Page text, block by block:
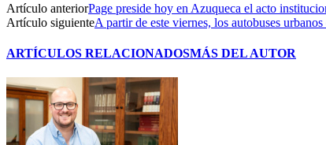
Artículo anteriorPage preside hoy en Azuqueca el acto
Artículo siguienteA partir de este viernes, los autobuses
ARTÍCULOS RELACIONADOSMÁS DEL AUTOR